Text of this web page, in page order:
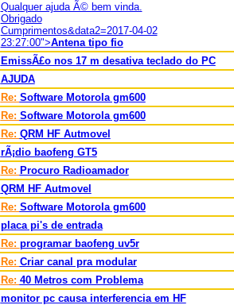
Qualquer ajuda Ã© bem vinda.
Obrigado
Cumprimentos&data2=2017-04-02
23:27:00">Antena tipo fio
EmissÃ£o nos 17 m desativa teclado do PC
AJUDA
Re: Software Motorola gm600
Re: Software Motorola gm600
Re: QRM HF Autmovel
rÃ¡dio baofeng GT5
Re: Procuro Radioamador
QRM HF Autmovel
Re: Software Motorola gm600
placa pi's de entrada
Re: programar baofeng uv5r
Re: Criar canal pra modular
Re: 40 Metros com Problema
monitor pc causa interferencia em HF